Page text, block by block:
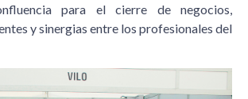
para el cierre de negocios,
y sinergias entre los profesionales del